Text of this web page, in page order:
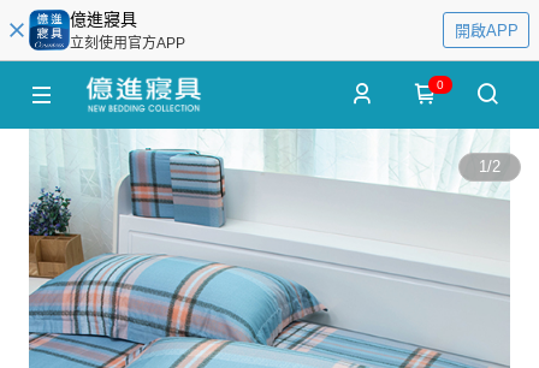
億進寢具
立刻使用官方APP
開啟APP
0
1/2